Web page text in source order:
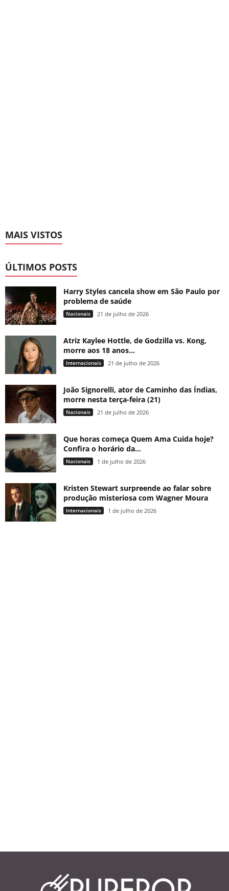
MAIS VISTOS
ÚLTIMOS POSTS
Harry Styles cancela show em São Paulo por
problema de saúde
Nacionais 21 de julho de 2026
Atriz Kaylee Hottle, de Godzilla vs. Kong,
morre aos 18 anos...
Internacionais 21 de julho de 2026
João Signorelli, ator de Caminho das Índias,
morre nesta terça-feira (21)
Nacionais 21 de julho de 2026
Que horas começa Quem Ama Cuida hoje?
Confira o horário da...
Nacionais 1 de julho de 2026
Kristen Stewart surpreende ao falar sobre
produção misteriosa com Wagner Moura
Internacionais 1 de julho de 2026